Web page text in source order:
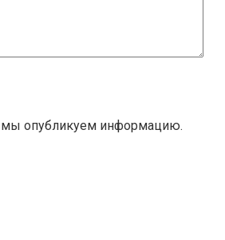
опубликуем информацию.